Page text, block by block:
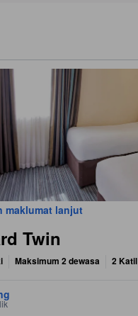
maklumat lanjut
Twin
Maksimum 2 dewasa 2